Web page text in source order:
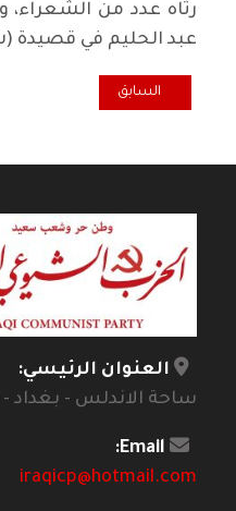
رثاه عدد من
عبد الحليم في قصيدة
المقال السابق: متهم سوداني
السابق
العنوان الرئيسي:
ساحة الاندلس - بغداد -
Email:
iraqicp@hotmail.com